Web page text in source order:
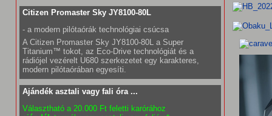
Citizen Promaster Sky JY8100-80L
- a modern pilótaórák technológiai csúcsa
A Citizen Promaster Sky JY8100-80L a Super
Titanium™ tokot, az Eco-Drive technológiát és a
rádiójel vezérelt U680 szerkezetet egy karakteres,
modern pilótaórában egyesíti.
Ajándék asztali vagy fali óra ...
Választható a 20.000 Ft feletti karórához